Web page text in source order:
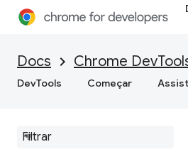
Docs Chrome
DevTools Começar
Referência da API
Fontes